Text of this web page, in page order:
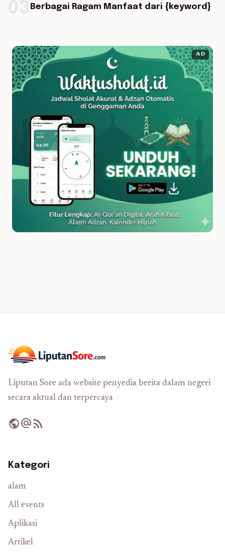
Berbagai Ragam Manfaat dari {keyword}
AD
Liputan Sore ada website penyedia berita dalam negeri
secara aktual dan terpercaya
publicalternate_emailrss_feed
Kategori
alam
All events
Aplikasi
Artikel